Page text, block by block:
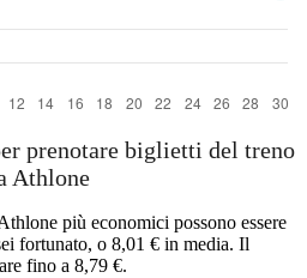
prenotare biglietti del treno
Athlone
più economici possono essere
fortunato, o 8,01 € in media. Il
fino a 8,79 €.